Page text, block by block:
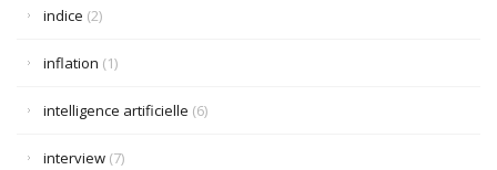
indice (2)
inflation (1)
intelligence artificielle (6)
interview (7)